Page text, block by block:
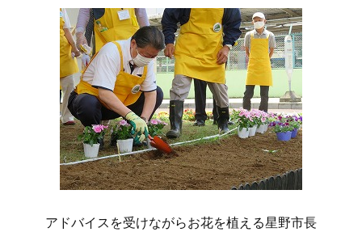
アドバイスを受けながらお花を植える星野市長